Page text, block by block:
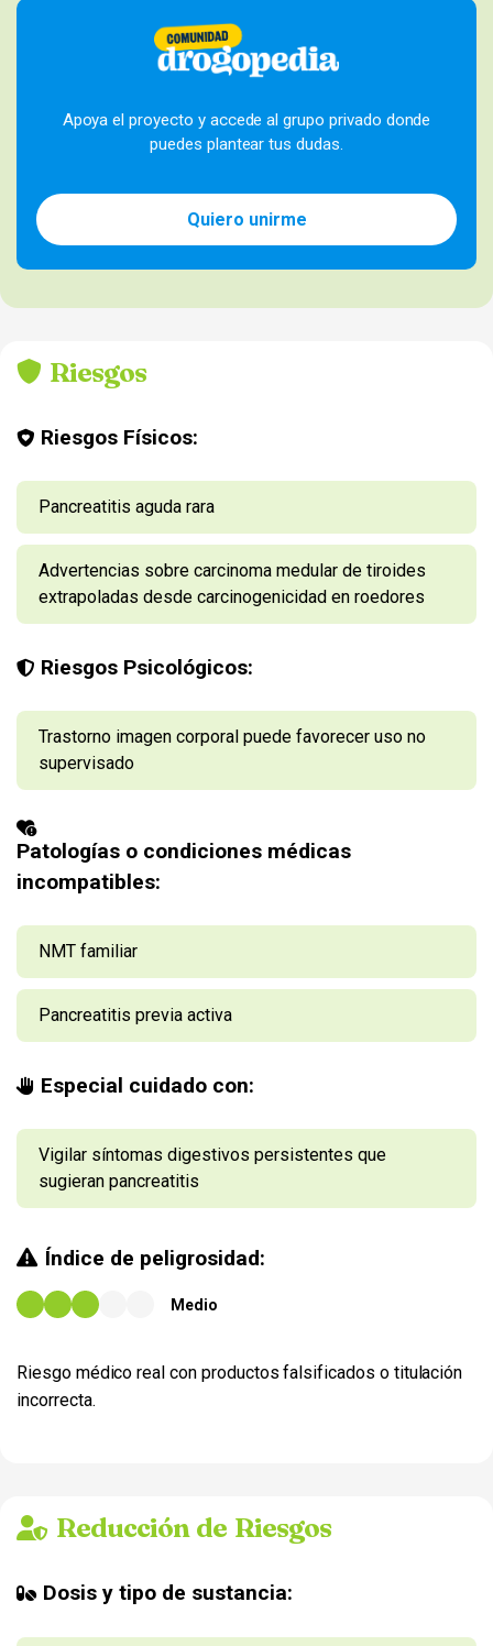
Apoya el proyecto y accede al grupo privado donde
puedes plantear tus dudas.
Quiero unirme
Riesgos
Riesgos Físicos:
Pancreatitis aguda rara
Advertencias sobre carcinoma medular de tiroides
extrapoladas desde carcinogenicidad en roedores
Riesgos Psicológicos:
Trastorno imagen corporal puede favorecer uso no
supervisado
Patologías o condiciones médicas
incompatibles:
NMT familiar
Pancreatitis previa activa
Especial cuidado con:
Vigilar síntomas digestivos persistentes que
sugieran pancreatitis
Índice de peligrosidad:
Medio
Riesgo médico real con productos falsificados o titulación
incorrecta.
Reducción de Riesgos
Dosis y tipo de sustancia: